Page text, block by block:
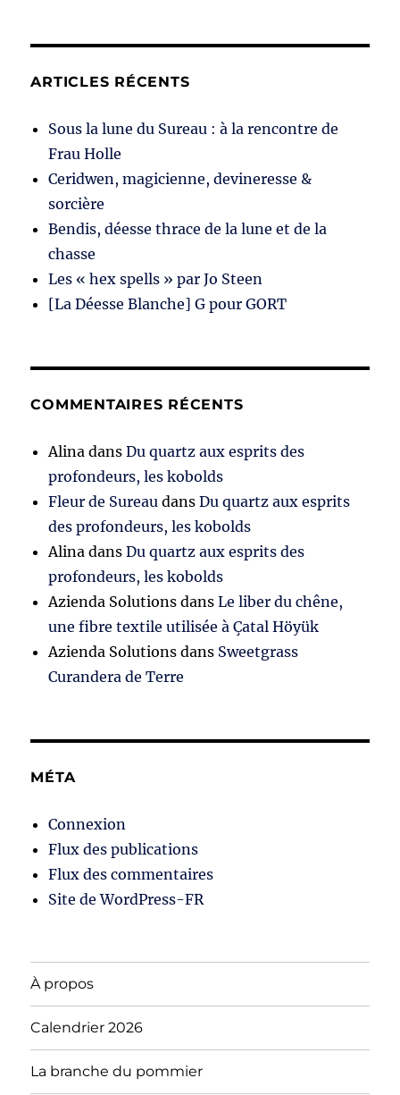
ARTICLES RÉCENTS
Sous la lune du Sureau : à la rencontre de
Frau Holle
Ceridwen, magicienne, devineresse &
sorcière
Bendis, déesse thrace de la lune et de la
chasse
Les « hex spells » par Jo Steen
[La Déesse Blanche] G pour GORT
COMMENTAIRES RÉCENTS
Alina dansDu quartz aux esprits des
profondeurs, les kobolds
Fleur de Sureau dansDu quartz aux esprits
des profondeurs, les kobolds
Alina dansDu quartz aux esprits des
profondeurs, les kobolds
Azienda Solutions dansLe liber du chêne,
une fibre textile utilisée à Çatal Höyük
Azienda Solutions dans Sweetgrass
Curandera de Terre
MÉTA
Connexion
Flux des publications
Flux des commentaires
Site de WordPress-FR
À propos
Calendrier 2026
La branche du pommier